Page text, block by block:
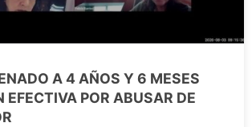
A 4 AÑOS Y 6 MESES
EFECTIVA POR ABUSAR DE